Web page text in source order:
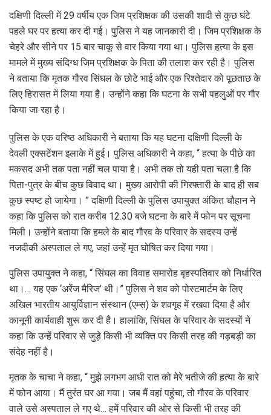
दक्षिणी दिल्ली में 29 वर्षीय एक जिम प्रशिक्षक की उसकी शादी से कुछ घंटे
पहले घर पर हत्या कर दी गई। पुलिस ने यह जानकारी दी। जिम प्रशिक्षक के
चेहरे और सीने पर 15 बार चाकू से वार किया गया था। पुलिस हत्या के इस
मामले में मुख्य संदिग्ध जिम प्रशिक्षक के पिता की तलाश कर रही है। पुलिस
ने बताया कि मृतक गौरव सिंघल के छोटे भाई और एक रिश्तेदार को पूछताछ के
लिए हिरासत में लिया गया है। उन्होंने कहा कि घटना के सभी पहलुओं पर गौर
किया जा रहा है।
पुलिस के एक वरिष्ठ अधिकारी ने बताया कि यह घटना दक्षिणी दिल्ली के
देवली एक्सटेंशन इलाके में हुई। पुलिस अधिकारी ने कहा, ‘‘ हत्या के पीछे का
मकसद अभी तक पता नहीं चल पाया है। अभी तक तो यही पता चला है कि
पिता-पुत्र के बीच कुछ विवाद था। मुख्य आरोपी की गिरफ्तारी के बाद ही सब
कुछ स्पष्ट हो जायेगा। ” दक्षिणी दिल्ली के पुलिस उपायुक्त अंकित चौहान ने
कहा कि पुलिस को रात करीब 12.30 बजे घटना के बारे में फोन पर सूचना
मिली। उन्होंने बताया कि हमले के बाद गौरव के परिवार के सदस्य उन्हें
नजदीकी अस्पताल ले गए, जहां उन्हें मृत घोषित कर दिया गया।
पुलिस उपायुक्त ने कहा, ‘‘ सिंघल का विवाह समारोह बृहस्पतिवार को निर्धारित
था।… यह एक ‘अरेंज मैरिज’ थी।” पुलिस ने शव को पोस्टमार्टम के लिए
अखिल भारतीय आयुर्विज्ञान संस्थान (एम्स) के शवगृह में रखवा दिया है और
कानूनी कार्यवाही शुरू कर दी है। हालांकि, सिंघल के परिवार के सदस्यों ने
कहा कि उन्हें परिवार से जुड़े किसी भी व्यक्ति पर किसी तरह की गड़बड़ी का
संदेह नहीं है।
मृतक के चाचा ने कहा, ‘‘ मुझे लगभग आधी रात को मेरे भतीजे की हत्या के बारे
में फोन आया। मैं तुरंत घर आ गया। जब मैं वहां पहुंचा, तो गौरव के परिवार
वाले उसे अस्पताल ले गए थे… हमें परिवार की ओर से किसी भी तरह की